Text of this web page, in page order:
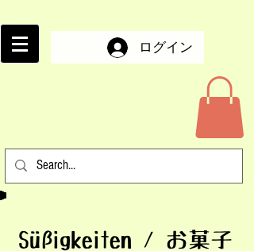
ログイン
Süßigkeiten /​ お菓子